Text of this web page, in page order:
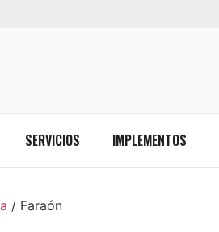
SERVICIOS IMPLEMENTOS
/ Faraón